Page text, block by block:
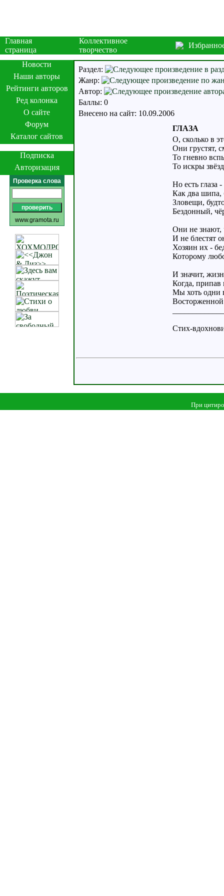
Главная
страница
Коллективное
творчество
Новости
Наши авторы
Рейтинги авторов
Ред колонка
О сайте
Форум
Каталог сайтов
Подписка
Авторизация
Проверка слова
www.gramota.ru
Раздел:
Жанр:
Автор:
Баллы: 0
Внесено на сайт: 10.09.2006
ГЛАЗА
О, сколько в
Они грустят,
То гневно
То искры
Но есть глаза
Как два шипа,
Зловещи,
Бездонный,
Они не знают,
И не блестят
Хозяин их -
Которому
И значит,
Когда, припав
Мы хоть одни
Восторженной
Стих-
При